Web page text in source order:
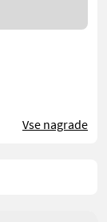
Vse nagrade